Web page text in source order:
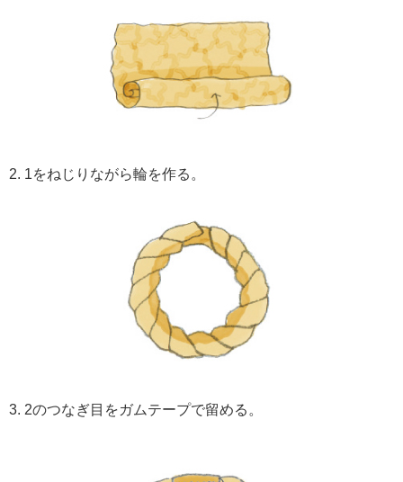
2. 1をねじりながら輪を作る。
3. 2のつなぎ目をガムテープで留める。